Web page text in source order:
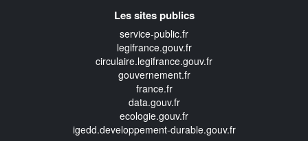
Les sites publics
service-public.fr
legifrance.gouv.fr
circulaire.legifrance.gouv.fr
gouvernement.fr
france.fr
data.gouv.fr
ecologie.gouv.fr
igedd.developpement-durable.gouv.fr